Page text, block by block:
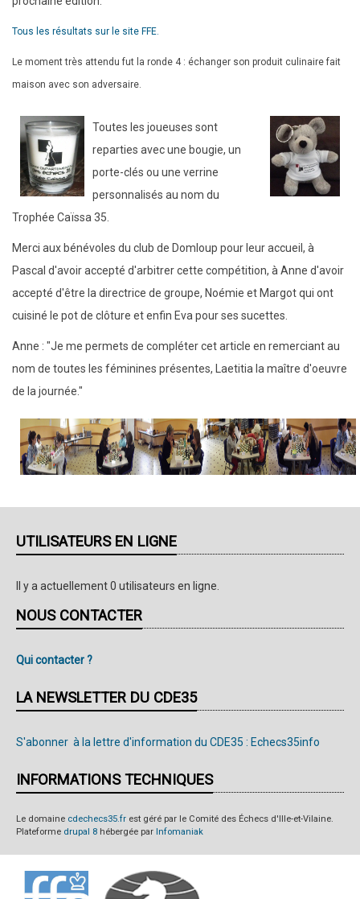
Tous les résultats sur le site FFE.
Le moment très attendu fut la ronde 4 : échanger son produit culinaire fait
maison avec son adversaire.
Toutes les joueuses sont
reparties avec une bougie, un
porte-clés ou une verrine
personnalisés au nom du
Trophée Caïssa 35.
Merci aux bénévoles du club de Domloup pour leur accueil, à
Pascal d'avoir accepté d'arbitrer cette compétition, à Anne d'avoir
accepté d'être la directrice de groupe, Noémie et Margot qui ont
cuisiné le pot de clôture et enfin Eva pour ses sucettes.
Anne : "Je me permets de compléter cet article en remerciant au
nom de toutes les féminines présentes, Laetitia la maître d'oeuvre
de la journée."
UTILISATEURS EN LIGNE
Il y a actuellement 0 utilisateurs en ligne.
NOUS CONTACTER
Qui contacter ?
LA NEWSLETTER DU CDE35
S'abonner à la lettre d'information du CDE35 : Echecs35info
INFORMATIONS TECHNIQUES
Le domaine cdechecs35.fr est géré par le Comité des Échecs d'Ille-et-Vilaine.
Plateforme drupal 8 hébergée par Infomaniak